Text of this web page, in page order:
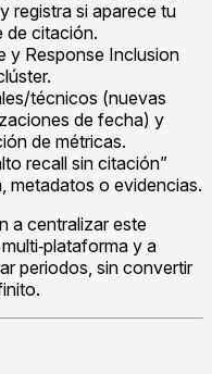
registra si aparece tu
de citación.
y Response Inclusion
técnicos (nuevas
de fecha) y
de métricas.
recall sin citación”
metadatos o evidencias.
a centralizar este
y a
periodos, sin convertir